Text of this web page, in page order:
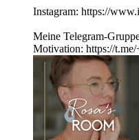
Instagram: https://
Meine Telegram-
Motivation: https://